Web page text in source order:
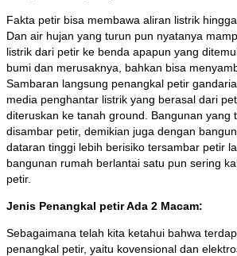
Fakta petir bisa membawa aliran listrik
Dan air hujan yang turun pun nyatanya
listrik dari petir ke benda apapun yang
bumi dan merusaknya, bahkan bisa
Sambaran langsung penangkal petir
media penghantar listrik yang berasal dari
diteruskan ke tanah ground. Bangunan yang
disambar petir, demikian juga dengan
dataran tinggi lebih berisiko tersambar petir
bangunan rumah berlantai satu pun sering
petir.
Jenis Penangkal petir Ada 2 Macam:
Sebagaimana telah kita ketahui bahwa
penangkal petir, yaitu kovensional dan